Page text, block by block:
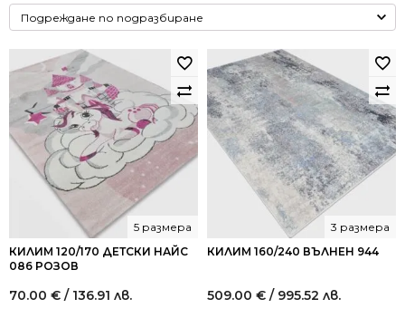
КИЛИМ 120/170 ДЕТСКИ НАЙС
086 РОЗОВ
5 размера
70.00 € / 136.91 лв.
КИЛИМ 160/240 ВЪЛНЕН 944
3 размера
509.00 € / 995.52 лв.